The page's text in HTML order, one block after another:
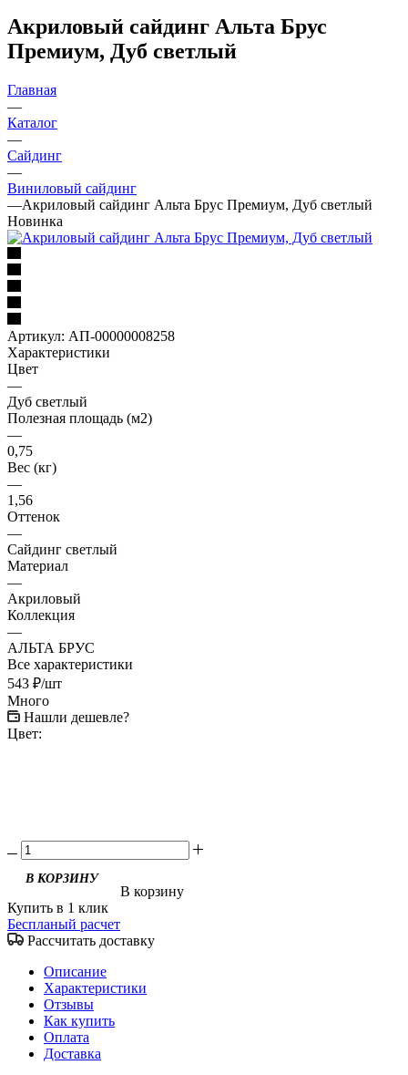
Акриловый сайдинг Альта Брус
Премиум, Дуб светлый
Главная
—
Каталог
—
Сайдинг
—
Виниловый сайдинг
—Акриловый сайдинг Альта Брус Премиум, Дуб светлый
Новинка
Артикул: АП-00000008258
Характеристики
Цвет
—
Дуб светлый
Полезная площадь (м2)
—
0,75
Вес (кг)
—
1,56
Оттенок
—
Сайдинг светлый
Материал
—
Акриловый
Коллекция
—
АЛЬТА БРУС
Все характеристики
543 ₽/шт
Много
Нашли дешевле?
Цвет:
В КОРЗИНУ
В корзину
Купить в 1 клик
Беспланый расчет
Рассчитать доставку
Описание
Характеристики
Отзывы
Как купить
Оплата
Доставка